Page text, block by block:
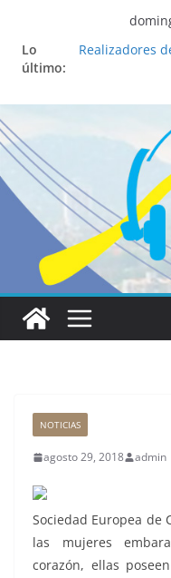
Lo
último:
Realizadores
La ciencia
fácilmente un
“Superancianos”
Pop Up
dinamiza la
Salud mental
hablarlo en
Lo que tienen
Story 5 y el
NOTICIAS
agosto 29, 2018 admin
Sociedad Europea de
las mujeres
corazón, ellas